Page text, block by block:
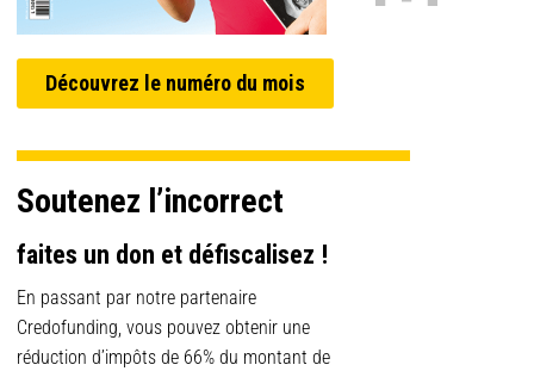
Découvrez le numéro du mois
Soutenez l’incorrect
faites un don et défiscalisez !
En passant par notre partenaire
Credofunding, vous pouvez obtenir une
réduction d’impôts de 66% du montant de